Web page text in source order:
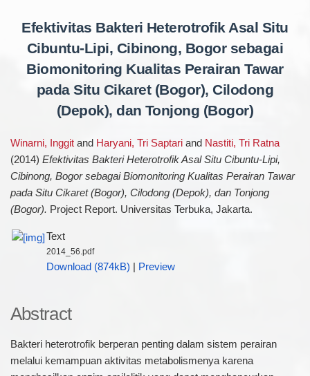
Efektivitas Bakteri Heterotrofik Asal Situ
Cibuntu-Lipi, Cibinong, Bogor sebagai
Biomonitoring Kualitas Perairan Tawar
pada Situ Cikaret (Bogor), Cilodong
(Depok), dan Tonjong (Bogor)
Winarni, Inggitand Haryani, Tri Saptariand Nastiti, Tri Ratna
(2014) Efektivitas Bakteri Heterotrofik Asal Situ Cibuntu-Lipi,
Cibinong, Bogor sebagai Biomonitoring Kualitas Perairan Tawar
pada Situ Cikaret (Bogor), Cilodong (Depok), dan Tonjong
(Bogor). Project Report. Universitas Terbuka, Jakarta.
Text
2014_56.pdf
Download (874kB) Preview
Abstract
Bakteri heterotrofik berperan penting dalam sistem perairan
melalui kemampuan aktivitas metabolismenya karena